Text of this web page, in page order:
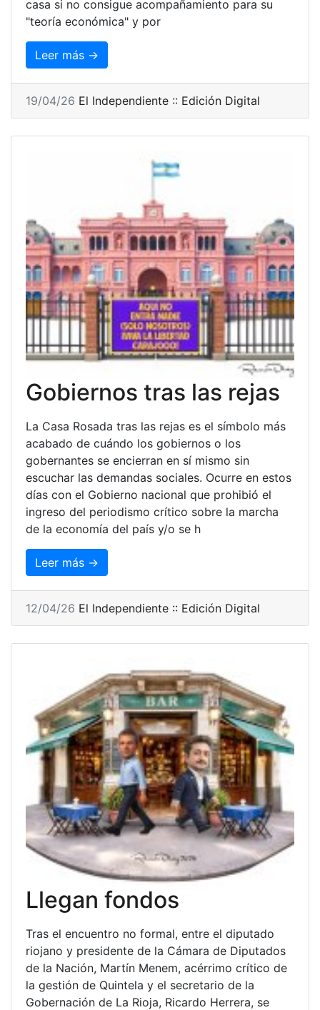
casa si no consigue acompañamiento para su
"teoría económica" y por
Leer más →
19/04/26 El Independiente :: Edición Digital
Gobiernos tras las rejas
La Casa Rosada tras las rejas es el símbolo más
acabado de cuándo los gobiernos o los
gobernantes se encierran en sí mismo sin
escuchar las demandas sociales. Ocurre en estos
días con el Gobierno nacional que prohibió el
ingreso del periodismo crítico sobre la marcha
de la economía del país y/o se h
Leer más →
12/04/26 El Independiente :: Edición Digital
Llegan fondos
Tras el encuentro no formal, entre el diputado
riojano y presidente de la Cámara de Diputados
de la Nación, Martín Menem, acérrimo crítico de
la gestión de Quintela y el secretario de la
Gobernación de La Rioja, Ricardo Herrera, se